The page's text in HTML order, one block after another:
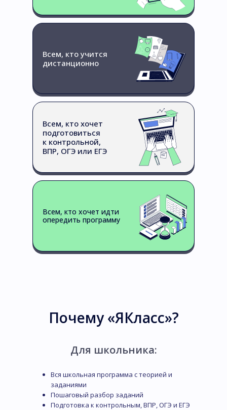
Всем, кто учится
дистанционно
Всем, кто хочет
подготовиться
к контрольной,
ВПР, ОГЭ или ЕГЭ
Всем, кто хочет идти
опередить программу
Почему «ЯКласс»?
Вся школьная программа с теорией и
заданиями
Пошаговый разбор заданий
Подготовка к контрольным, ВПР, ОГЭ и ЕГЭ
Для школьника: